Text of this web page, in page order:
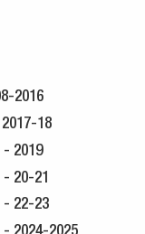
2016
18
2019
20-21
22-23